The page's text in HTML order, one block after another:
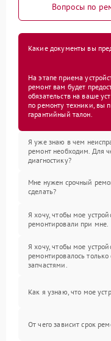
Вопросы по
Какие документы вы
На этапе приема
ремонт вам будет
обязательств на ваше
по ремонту техники, вы
гарантийный талон.
Я уже знаю в чем
ремонт необходим. Для
диагностику?
Мне нужен срочный
сделать?
Я хочу, чтобы мое
ремонтировали при мне.
Я хочу, чтобы мое
ремонтировалось
запчастями.
Как я узнаю, что мое
От чего зависит срок